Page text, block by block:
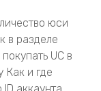
юси
в разделе
UC в
Как и где